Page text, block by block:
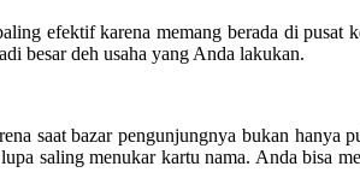
efektif karena memang berada di pusat
besar deh usaha yang Anda lakukan.
saat bazar pengunjungnya bukan hanya
saling menukar kartu nama. Anda bisa